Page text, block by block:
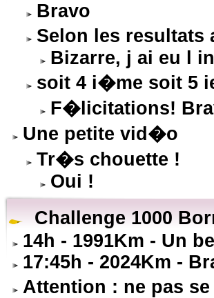
Bravo
Selon les
Bizarre, j ai eu l
soit 4 i�me soit 5
F�licitations!
Une petite vid�o
Tr�s chouette !
Oui !
Challenge 1000
14h - 1991Km - Un
17:45h - 2024Km -
Attention : ne pas